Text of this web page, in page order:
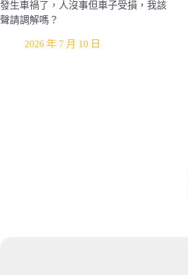
發生車禍了，人沒事但車子受損，我該
聲請調解嗎？
2026 年 7 月 10 日